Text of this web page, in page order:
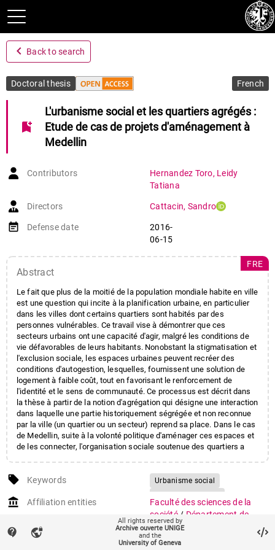
navigate_before Back to search
Doctoral thesis French
bookmark_add
L'urbanisme social et les quartiers agrégés :
Etude de cas de projets d'aménagement à
Medellin
Contributors Hernandez Toro, Leidy
Tatiana
Directors Cattacin, Sandro
event_note Defense date
2016-
06-15
Abstract
Le fait que plus de la moitié de la population mondiale habite en ville
est une question qui incite à la planification urbaine, en particulier
dans les villes dont certains quartiers sont habités par des
personnes vulnérables. Ce travail vise à démontrer que ces
secteurs urbains ont une capacité d'agir, malgré les conditions de
vie défavorables de leurs habitants. Nonobstant la stigmatisation et
l'exclusion sociale, les espaces urbaines peuvent recréer des
conditions d'autogestion, lesquelles, fournissent une solution de
logement à faible coût, tout en favorisant le renforcement de
l'identité et le sens de communauté. Ce processus est décrit dans
la thèse à partir de la notion d'agrégation qui désigne une interaction
dans laquelle une partie historiquement ségrégée et non reconnue
par la ville (un quartier ou un secteur) reprend sa place. Dans le cas
de Medellin, suite à la volonté politique d'aménager ces espaces et
de les connecter, l'organisation sociale soutenue des quartiers a
FRE
local_offer Keywords
Urbanisme social
Politiques urbaines
Stigma
account_balance Affiliation entities
Faculté des sciences de la
société / Département de
sociologie
HERNANDEZ TORO, Leidy
contact_support vpn_lock
All rights reserved by
Archive ouverte UNIGE
and the
University of Geneva